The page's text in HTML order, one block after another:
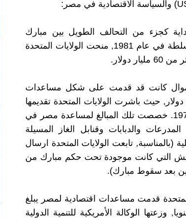
كجزء من التحالف الطويل بين مبارك
والولايات المتحدة. منذ تولى مبارك السلطة في عام 1981, منحت الولايات المتحدة
كانت قد قدمت على شكل مساعدات
قيمتها السنوية 1.3 مليار دولار, حيث باشرت الولايات المتحدة تقديمها
بعد توقيع اتفاقيات كامب ديفيد عام 1979. خصصت تلك المبالغ لمساعدة مصر في
والدبابات وقنابل الغاز المسيلة
تابعت الولايات المتحدة ارسال
التي كانت موجودة تحت حكم مبارك من
بعد سقوط مبارك).
قدمت مساعدات اقتصادية لمصر يبلغ
دولار سنويا, وزعتها الوكالة الأمريكية للتنمية الدولية